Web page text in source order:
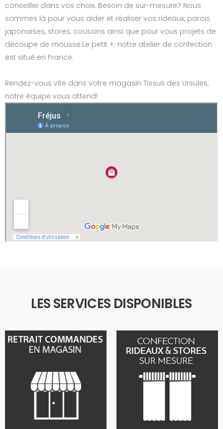
conseiller dans vos choix. Besoin de sur-mesure? Nous
sommes là pour vous aider et réaliser vos rideaux, parois
japonaises, stores, coussins ainsi que pour vous projets de
découpe de mousse.Le petit +: notre atelier de confection
est situé en France.
Rendez-vous vite dans votre magasin Tissus des Ursules,
notre équipe vous attend!
LES SERVICES DISPONIBLES